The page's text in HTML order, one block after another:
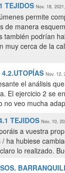
TEJIDOS Nov. 18,
permite
manera
podrían
muy cerca de la
Nov. 12,
el análisis
El ejercicio 2 se
veo mucha
TEJIDOS Nov. 10,
a vuestra
ha hubiese
lo realizado.